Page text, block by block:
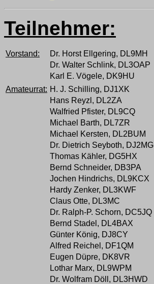
Teilnehmer:
Vorstand: Dr. Horst Ellgering, DL9MH
Dr. Walter Schlink, DL3OAP
Karl E. Vögele, DK9HU
Amateurrat: H. J. Schilling, DJ1XK
Hans Reyzl, DL2ZA
Walfried Pfister, DL9CQ
Michael Barth, DL7ZR
Michael Kersten, DL2BUM
Dr. Dietrich Seyboth, DJ2MG
Thomas Kähler, DG5HX
Bernd Schneider, DB3PA
Jochen Hindrichs, DL9KCX
Hardy Zenker, DL3KWF
Claus Otte, DL3MC
Dr. Ralph-P. Schorn, DC5JQ
Bernd Stadel, DL4BAX
Günter König, DJ8CY
Alfred Reichel, DF1QM
Eugen Düpre, DK8VR
Lothar Marx, DL9WPM
Dr. Wolfram Döll, DL3HWD